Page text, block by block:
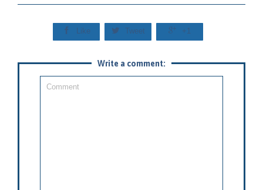
 Like  Tweet  +1
Write a comment: